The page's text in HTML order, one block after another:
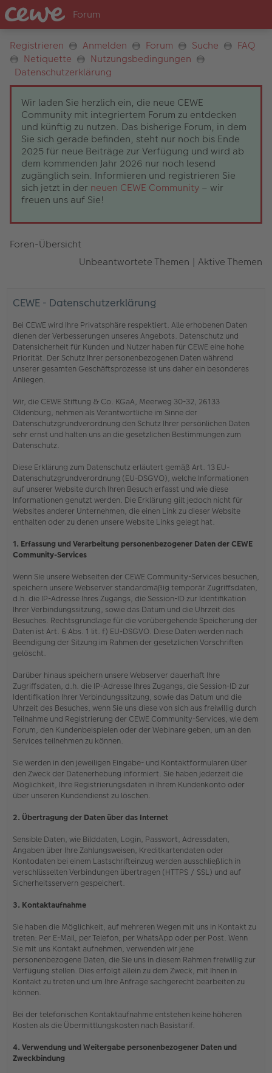
Registrieren Anmelden Forum Suche
FAQ
Netiquette
Nutzungsbedingungen
Datenschutzerklärung
Wir laden Sie herzlich ein, die neue CEWE
Community mit integriertem Forum zu entdecken
und künftig zu nutzen. Das bisherige Forum, in dem
Sie sich gerade befinden, steht nur noch bis Ende
2025 für neue Beiträge zur Verfügung und wird ab
dem kommenden Jahr 2026 nur noch lesend
zugänglich sein. Informieren und registrieren Sie
sich jetzt in der neuen CEWE Community – wir
freuen uns auf Sie!
Foren-Übersicht
Unbeantwortete Themen | Aktive Themen
CEWE - Datenschutzerklärung
Bei CEWE wird Ihre Privatsphäre respektiert. Alle erhobenen Daten
dienen der Verbesserungen unseres Angebots. Datenschutz und
Datensicherheit für Kunden und Nutzer haben für CEWE eine hohe
Priorität. Der Schutz Ihrer personenbezogenen Daten während
unserer gesamten Geschäftsprozesse ist uns daher ein besonderes
Anliegen.
Wir, die CEWE Stiftung & Co. KGaA, Meerweg 30-32, 26133
Oldenburg, nehmen als Verantwortliche im Sinne der
Datenschutzgrundverordnung den Schutz Ihrer persönlichen Daten
sehr ernst und halten uns an die gesetzlichen Bestimmungen zum
Datenschutz.
Diese Erklärung zum Datenschutz erläutert gemäß Art. 13 EU-
Datenschutzgrundverordnung (EU-DSGVO), welche Informationen
auf unserer Website durch Ihren Besuch erfasst und wie diese
Informationen genutzt werden. Die Erklärung gilt jedoch nicht für
Websites anderer Unternehmen, die einen Link zu dieser Website
enthalten oder zu denen unsere Website Links gelegt hat.
1. Erfassung und Verarbeitung personenbezogener Daten der CEWE
Community-Services
Wenn Sie unsere Webseiten der CEWE Community-Services besuchen,
speichern unsere Webserver standardmäßig temporär Zugriffsdaten,
d.h. die IP-Adresse Ihres Zugangs, die Session-ID zur Identifikation
Ihrer Verbindungssitzung, sowie das Datum und die Uhrzeit des
Besuches. Rechtsgrundlage für die vorübergehende Speicherung der
Daten ist Art. 6 Abs. 1 lit. f) EU-DSGVO. Diese Daten werden nach
Beendigung der Sitzung im Rahmen der gesetzlichen Vorschriften
gelöscht.
Darüber hinaus speichern unsere Webserver dauerhaft Ihre
Zugriffsdaten, d.h. die IP-Adresse Ihres Zugangs, die Session-ID zur
Identifikation Ihrer Verbindungssitzung, sowie das Datum und die
Uhrzeit des Besuches, wenn Sie uns diese von sich aus freiwillig durch
Teilnahme und Registrierung der CEWE Community-Services, wie dem
Forum, den Kundenbeispielen oder der Webinare geben, um an den
Services teilnehmen zu können.
Sie werden in den jeweiligen Eingabe- und Kontaktformularen über
den Zweck der Datenerhebung informiert. Sie haben jederzeit die
Möglichkeit, Ihre Registrierungsdaten in Ihrem Kundenkonto oder
über unseren Kundendienst zu löschen.
2. Übertragung der Daten über das Internet
Sensible Daten, wie Bilddaten, Login, Passwort, Adressdaten,
Angaben über Ihre Zahlungsweisen, Kreditkartendaten oder
Kontodaten bei einem Lastschrifteinzug werden ausschließlich in
verschlüsselten Verbindungen übertragen (HTTPS / SSL) und auf
Sicherheitsservern gespeichert.
3. Kontaktaufnahme
Sie haben die Möglichkeit, auf mehreren Wegen mit uns in Kontakt zu
treten: Per E-Mail, per Telefon, per WhatsApp oder per Post. Wenn
Sie mit uns Kontakt aufnehmen, verwenden wir jene
personenbezogene Daten, die Sie uns in diesem Rahmen freiwillig zur
Verfügung stellen. Dies erfolgt allein zu dem Zweck, mit Ihnen in
Kontakt zu treten und um Ihre Anfrage sachgerecht bearbeiten zu
können.
Bei der telefonischen Kontaktaufnahme entstehen keine höheren
Kosten als die Übermittlungskosten nach Basistarif.
4. Verwendung und Weitergabe personenbezogener Daten und
Zweckbindung